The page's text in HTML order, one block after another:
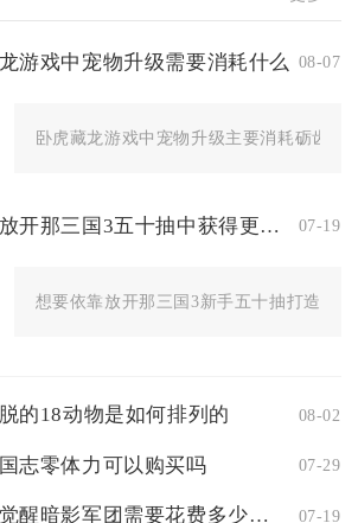
游戏中宠物升级需要消耗什么 08-07
卧虎藏龙游戏中宠物升级主要消耗砺齿棒
如何在放开那三国3五十抽中获得更好开局 07-19
想要依靠放开那三国3新手五十抽打造优
的18动物是如何排列的 08-02
志零体力可以购买吗 07-29
玩万国觉醒暗影军团需要花费多少时间 07-19